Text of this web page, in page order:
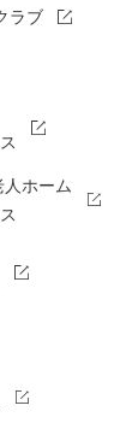
ラブ
ホーム